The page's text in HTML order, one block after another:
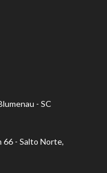
- SC
66 - Salto Norte,